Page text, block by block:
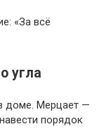
«За всё
угла
доме. Мерцает —
порядок